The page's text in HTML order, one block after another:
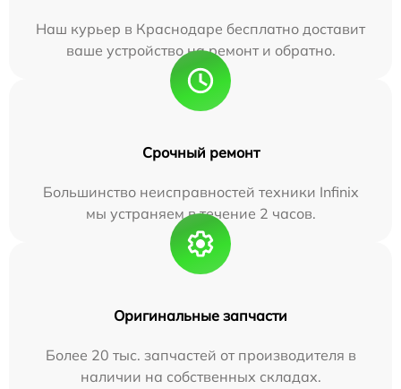
Наш курьер в Краснодаре бесплатно доставит
ваше устройство на ремонт и обратно.
Срочный ремонт
Большинство неисправностей техники Infinix
мы устраняем в течение 2 часов.
Оригинальные запчасти
Более 20 тыс. запчастей от производителя в
наличии на собственных складах.